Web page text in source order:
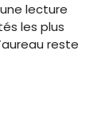
lecture
les plus
reste